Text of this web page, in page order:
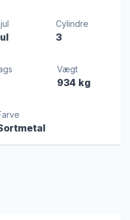
Cylindre
3
Vægt
934 kg